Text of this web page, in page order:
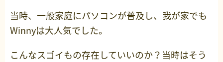
当時、一般家庭にパソコンが普及し、我が家でも
Winnyは大人気でした。
こんなスゴイもの存在していいのか？当時はそう